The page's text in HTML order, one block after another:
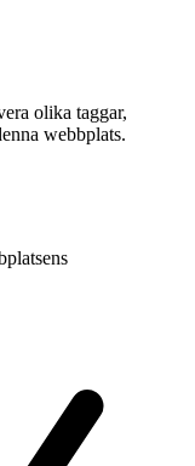
olika taggar,
webbplats.